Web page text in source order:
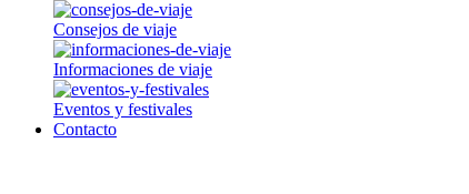
Consejos de viaje
Informaciones de viaje
Eventos y festivales
Contacto